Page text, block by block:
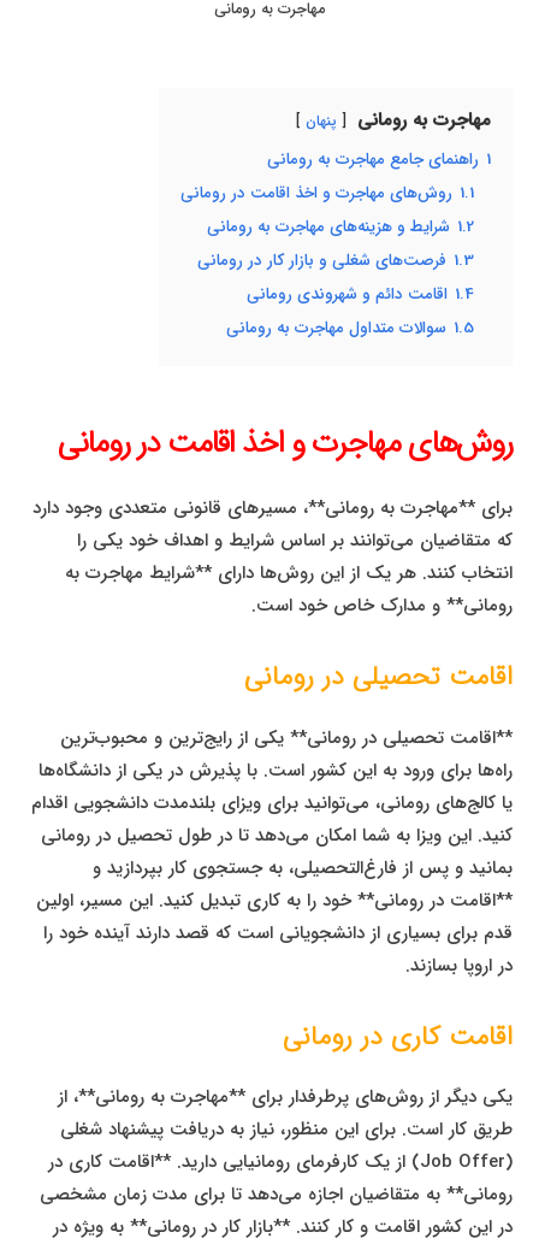
مهاجرت به رومانی
مهاجرت به رومانی پنهان
1 راهنمای جامع مهاجرت به رومانی
1.1 روش‌های مهاجرت و اخذ اقامت در رومانی
1.2 شرایط و هزینه‌های مهاجرت به رومانی
1.3 فرصت‌های شغلی و بازار کار در رومانی
1.4 اقامت دائم و شهروندی رومانی
1.5 سوالات متداول مهاجرت به رومانی
روش‌های مهاجرت و اخذ اقامت در رومانی
برای **مهاجرت به رومانی**، مسیرهای قانونی متعددی وجود دارد
که متقاضیان می‌توانند بر اساس شرایط و اهداف خود یکی را
انتخاب کنند. هر یک از این روش‌ها دارای **شرایط مهاجرت به
رومانی** و مدارک خاص خود است.
اقامت تحصیلی در رومانی
**اقامت تحصیلی در رومانی** یکی از رایج‌ترین و محبوب‌ترین
راه‌ها برای ورود به این کشور است. با پذیرش در یکی از دانشگاه‌ها
یا کالج‌های رومانی، می‌توانید برای ویزای بلندمدت دانشجویی اقدام
کنید. این ویزا به شما امکان می‌دهد تا در طول تحصیل در رومانی
بمانید و پس از فارغ‌التحصیلی، به جستجوی کار بپردازید و
**اقامت در رومانی** خود را به کاری تبدیل کنید. این مسیر، اولین
قدم برای بسیاری از دانشجویانی است که قصد دارند آینده خود را
در اروپا بسازند.
اقامت کاری در رومانی
یکی دیگر از روش‌های پرطرفدار برای **مهاجرت به رومانی**، از
طریق کار است. برای این منظور، نیاز به دریافت پیشنهاد شغلی
(Job Offer) از یک کارفرمای رومانیایی دارید. **اقامت کاری در
رومانی** به متقاضیان اجازه می‌دهد تا برای مدت زمان مشخصی
در این کشور اقامت و کار کنند. **بازار کار در رومانی** به ویژه در